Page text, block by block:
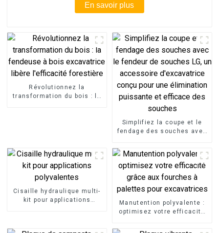
En savoir plus
Révolutionnez la
transformation du bois : la
Simplifiez la coupe et le
fendage des souches avec
d'excavatrice conçu pour
une élimination puissante
et efficace des souches
Cisaille hydraulique multi-
kit pour applications
Manutention polyvalente :
optimisez votre efficacité
palettes pour excavatrices